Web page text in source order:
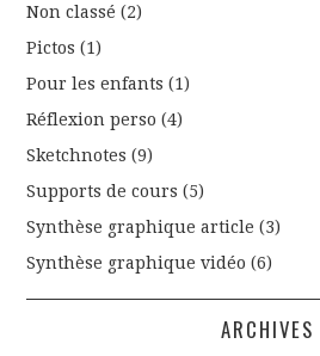
Non classé (2)
Pictos (1)
Pour les enfants (1)
Réflexion perso (4)
Sketchnotes (9)
Supports de cours (5)
Synthèse graphique article (3)
Synthèse graphique vidéo (6)
ARCHIVES